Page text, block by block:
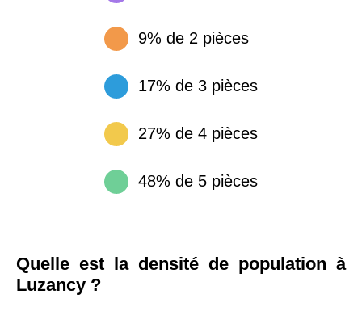
9% de 2 pièces
17% de 3 pièces
27% de 4 pièces
48% de 5 pièces
Quelle est la densité de population à
Luzancy ?